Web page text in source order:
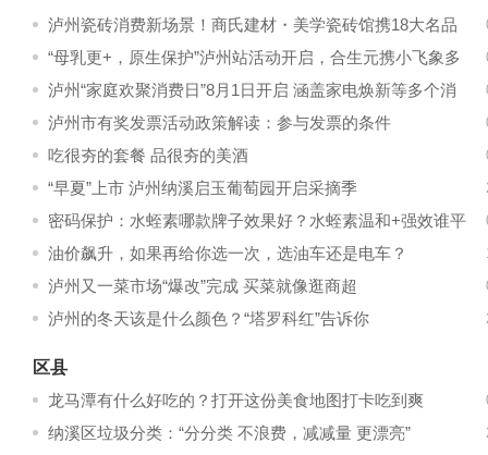
泸州瓷砖消费新场景！商氏建材・美学瓷砖馆携18大名品
亮相富森美
“母乳更+，原生保护”泸州站活动开启，合生元携小飞象多
元助力母乳喂养健康风尚！
泸州“家庭欢聚消费日”8月1日开启 涵盖家电焕新等多个消
费领域
泸州市有奖发票活动政策解读：参与发票的条件
吃很夯的套餐 品很夯的美酒
“早夏”上市 泸州纳溪启玉葡萄园开启采摘季
密码保护：水蛭素哪款牌子效果好？水蛭素温和+强效谁平
衡？2026年十大精选水蛭素品牌对比评
油价飙升，如果再给你选一次，选油车还是电车？
泸州又一菜市场“爆改”完成 买菜就像逛商超
泸州的冬天该是什么颜色？“塔罗科红”告诉你
区县
龙马潭有什么好吃的？打开这份美食地图打卡吃到爽
纳溪区垃圾分类：“分分类 不浪费，减减量 更漂亮”